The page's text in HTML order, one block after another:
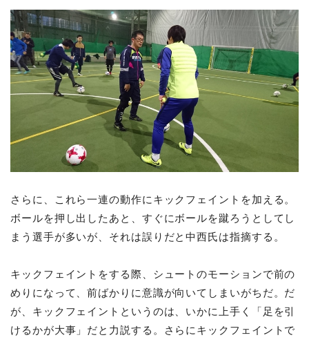
さらに、これら一連の動作にキックフェイントを加える。
ボールを押し出したあと、すぐにボールを蹴ろうとしてし
まう選手が多いが、それは誤りだと中西氏は指摘する。
キックフェイントをする際、シュートのモーションで前の
めりになって、前ばかりに意識が向いてしまいがちだ。だ
が、キックフェイントというのは、いかに上手く「足を引
けるかが大事」だと力説する。さらにキックフェイントで